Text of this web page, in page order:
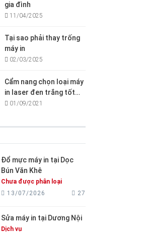
gia đình
11/04/2025
Tại sao phải thay trống
máy in
02/03/2025
Cẩm nang chọn loại máy
in laser đen trắng tốt
cho văn phòng, gia đình
01/09/2021
Đổ mực máy in tại Dọc
Bún Văn Khê
Chưa được phân loại
13/07/2026
27
Sửa máy in tại Dương Nội
Dịch vụ